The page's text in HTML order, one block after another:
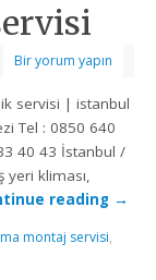
Bir yorum yapın
servisi | istanbul
Tel : 0850 640
40 43 İstanbul /
yeri kliması,
reading →
montaj servisi,